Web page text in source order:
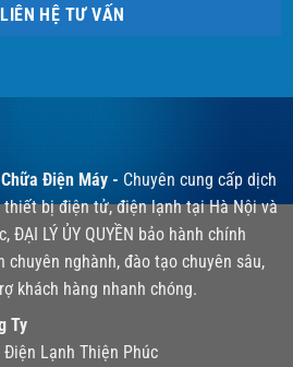
LIÊN HỆ TƯ VẤN
Điện Máy - Chuyên cung cấp dịch
bị điện tử, điện lạnh tại Hà Nội và
LÝ ỦY QUYỀN bảo hành chính
chuyên nghành, đào tạo chuyên sâu,
khách hàng nhanh chóng.
Ty
Điện Lạnh Thiện Phúc